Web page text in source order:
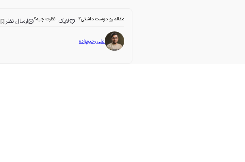
مقاله رو دوست داشتی؟ لایک نظرت چیه؟ ارسال نظر
علی رحیم‌زاده